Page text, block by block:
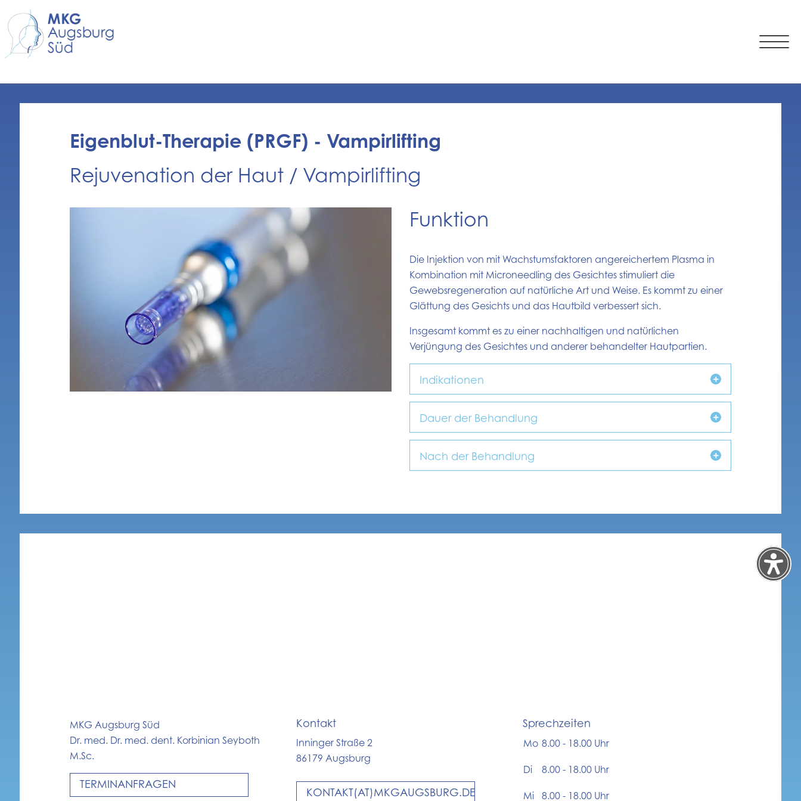
Eigenblut-Therapie (PRGF) - Vampirlifting
Rejuvenation der Haut / Vampirlifting
Funktion
Die Injektion von mit Wachstumsfaktoren angereichertem Plasma in
Kombination mit Microneedling des Gesichtes stimuliert die
Gewebsregeneration auf natürliche Art und Weise. Es kommt zu einer
Glättung des Gesichts und das Hautbild verbessert sich.
Insgesamt kommt es zu einer nachhaltigen und natürlichen
Verjüngung des Gesichtes und anderer behandelter Hautpartien.
Indikationen
Dauer der Behandlung
Nach der Behandlung
MKG Augsburg Süd
Dr. med. Dr. med. dent. Korbinian Seyboth
M.Sc.
TERMINANFRAGEN
Kontakt
Inninger Straße 2
86179 Augsburg
KONTAKT(AT)MKGAUGSBURG.DE
Sprechzeiten
Mo 8.00 - 18.00 Uhr
Di 8.00 - 18.00 Uhr
Mi 8.00 - 18.00 Uhr